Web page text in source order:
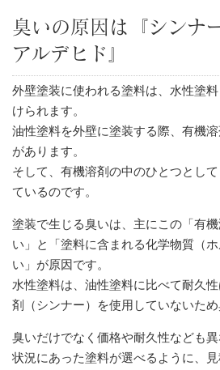
臭いの原因は『シンナ
アルデヒド』
外壁塗装に使われる塗料は、水性塗
けられます。
油性塗料を外壁に塗装する際、有機
があります。
そして、有機溶剤の中のひとつとし
ているのです。
塗装で生じる臭いは、主にこの「有
い」と「塗料に含まれる化学物質（
い」が原因です。
水性塗料は、油性塗料に比べて耐久
剤（シンナー）を使用していないため
臭いだけでなく価格や耐久性なども
状況にあった塗料が選べるように、